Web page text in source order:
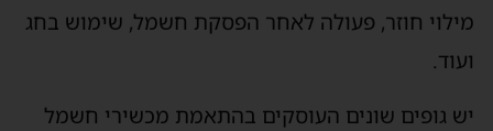
מילוי חוזר, פעולה לאחר הפסקת חשמל, שימוש בחג
ועוד.
יש גופים שונים העוסקים בהתאמת מכשירי חשמל